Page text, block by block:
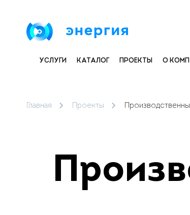
УСЛУГИ КАТАЛОГ ПРОЕКТЫ О
Главная Проекты